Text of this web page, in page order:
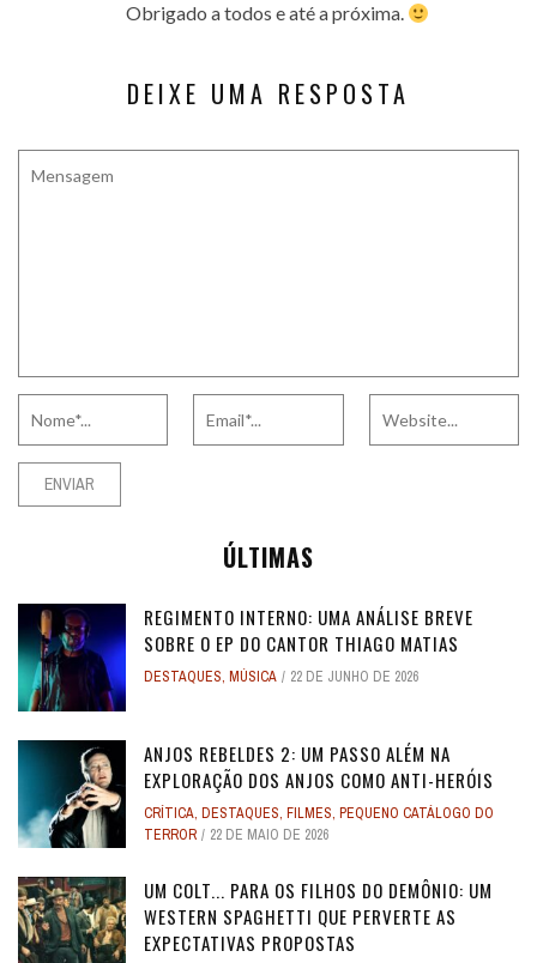
Obrigado a todos e até a próxima.
DEIXE UMA RESPOSTA
ÚLTIMAS
REGIMENTO INTERNO: UMA ANÁLISE BREVE
SOBRE O EP DO CANTOR THIAGO MATIAS
DESTAQUES, MÚSICA 22 DE JUNHO DE 2026
ANJOS REBELDES 2: UM PASSO ALÉM NA
EXPLORAÇÃO DOS ANJOS COMO ANTI-HERÓIS
CRÍTICA, DESTAQUES, FILMES, PEQUENO CATÁLOGO DO
TERROR
22 DE MAIO DE 2026
UM COLT... PARA OS FILHOS DO DEMÔNIO: UM
WESTERN SPAGHETTI QUE PERVERTE AS
EXPECTATIVAS PROPOSTAS